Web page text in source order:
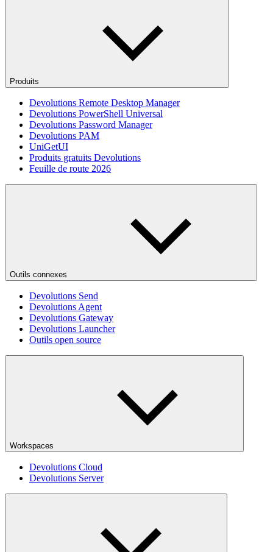
Produits
Devolutions Remote Desktop Manager
Devolutions PowerShell Universal
Devolutions Password Manager
Devolutions PAM
UniGetUI
Produits gratuits Devolutions
Feuille de route 2026
Outils connexes
Devolutions Send
Devolutions Agent
Devolutions Gateway
Devolutions Launcher
Outils open source
Workspaces
Devolutions Cloud
Devolutions Server